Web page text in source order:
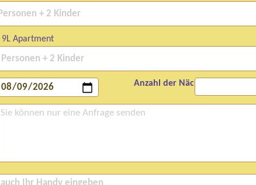
9L Apartment
Anzahl der Nächte: